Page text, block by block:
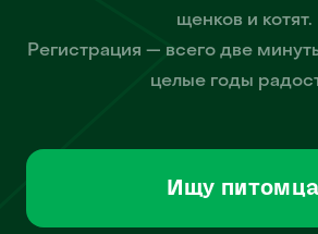
щенков и котят.
Регистрация — всего две
целые годы
Ищу